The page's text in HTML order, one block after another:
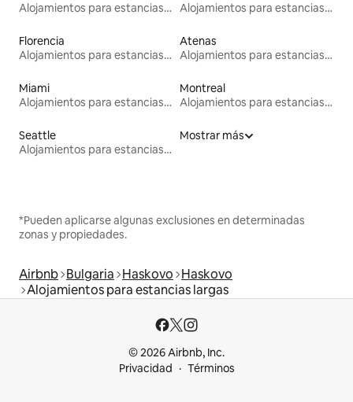
Alojamientos para estancias largas
Alojamientos para estancias largas
Florencia
Alojamientos para estancias largas
Atenas
Alojamientos para estancias largas
Miami
Alojamientos para estancias largas
Montreal
Alojamientos para estancias largas
Seattle
Alojamientos para estancias largas
Mostrar más
*Pueden aplicarse algunas exclusiones en determinadas
zonas y propiedades.
Airbnb Bulgaria Haskovo Haskovo
Alojamientos para estancias largas
© 2026 Airbnb, Inc.
Privacidad
Términos